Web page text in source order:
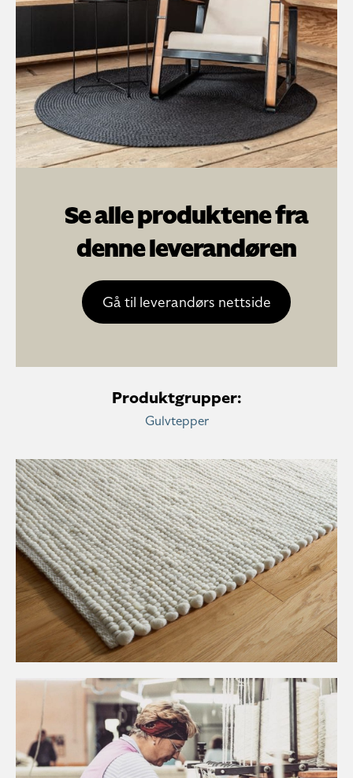
Se alle produktene fra
denne leverandøren
Gå til leverandørs nettside
Produktgrupper:
Gulvtepper